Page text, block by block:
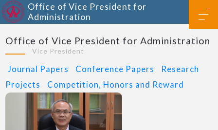
Office of Vice President for
Administration
Office of Vice President for Administration
Vice President
Journal Papers Conference Papers
Research
Projects
Competition, Honors and Reward